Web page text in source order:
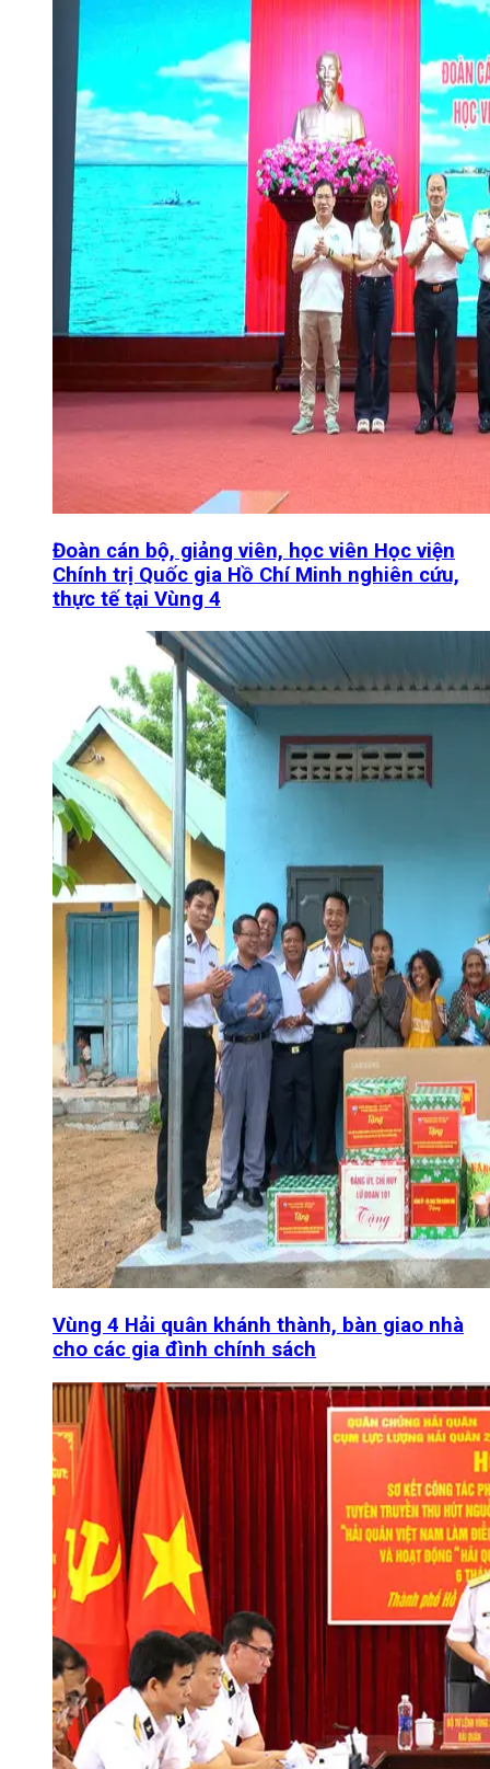
Đoàn cán bộ, giảng viên, học viên Học viện
Chính trị Quốc gia Hồ Chí Minh nghiên cứu,
thực tế tại Vùng 4
Vùng 4 Hải quân khánh thành, bàn giao nhà
cho các gia đình chính sách